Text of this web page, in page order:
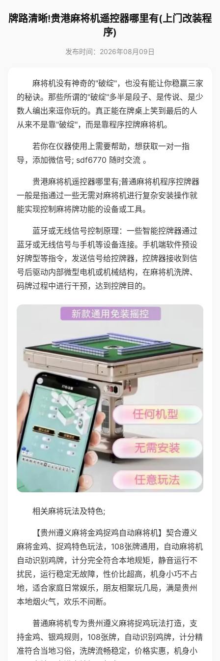
牌路清晰!贵港麻将机遥控器哪里有(上门改装程
序)
发布时间：2026年08月09日
麻将机没有神奇的"破绽"，也没有能让你稳赢三家
的秘诀。那些所谓的"破绽"多半是段子、是传说、是少
数人编出来逗你玩的。真正能在牌桌上笑到最后的人
从来不是靠"破绽"，而是靠程序控牌麻将机。
若你在仪器使用上需要帮助，想获取一对一指
导，添加微信号; sdf6770 随时交流 。
贵港麻将机遥控器哪里有;普通麻将机程序控牌器
一般是指通过一些无需对麻将机进行复杂安装操作就
能实现控制麻将牌功能的设备或工具。
蓝牙或无线信号控制原理：一些智能控牌器通过
蓝牙或无线信号与手机等设备连接。手机端软件预设
好牌型等指令，发送信号给控牌器，控牌器接收到信
号后驱动内部微型电机或机械结构，在麻将机洗牌、
码牌过程中进行干预，达到控牌目的。
相关麻将玩法及特色;
【贵州遵义麻将金鸡捉鸡自动麻将机】契合遵义
麻将金鸡、捉鸡特色玩法，108张牌通用，自动麻将机
自动识别鸡牌，计分完全符合本地规矩，静音运行不
扰民，运行稳定无故障，性价比超高，机身小巧不占
地，适合家庭日常娱乐，朋友相聚玩几局，满是贵州
本地烟火气，欢乐不间断。
普通麻将机专为贵州遵义麻将捉鸡玩法打造，支
持金鸡、银鸡规则，108张牌，自动识别鸡牌，计分精
准符合当地习俗，洗牌流畅稳定，价格实惠，机身小